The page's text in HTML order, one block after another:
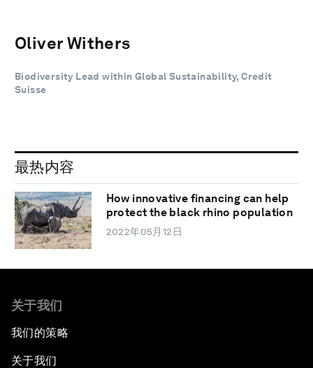
Oliver Withers
Biodiversity Lead within Global Sustainability, Credit
Suisse
最热内容
How innovative financing can help
protect the black rhino population
2022年05月12日
关于我们
我们的策略
关于我们